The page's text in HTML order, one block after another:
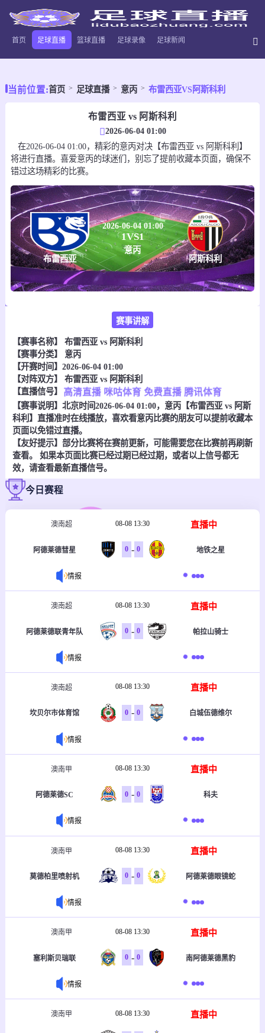
首页 足球直播 篮球直播 足球录像 足球新闻
当前位置:首页 足球直播 意丙 布雷西亚VS阿斯科利
布雷西亚 vs 阿斯科利
2026-06-04 01:00
在2026-06-04 01:00，精彩的意丙对决【布雷西亚 vs 阿斯科利】
将进行直播。喜爱意丙的球迷们，别忘了提前收藏本页面，确保不
错过这场精彩的比赛。
布雷西亚
2026-06-04 01:00
1VS1
意丙
阿斯科利
赛事讲解
【赛事名称】 布雷西亚 vs 阿斯科利
【赛事分类】 意丙
【开赛时间】2026-06-04 01:00
【对阵双方】 布雷西亚 vs 阿斯科利
【直播信号】
高清直播 咪咕体育 免费直播 腾讯体育
【赛事说明】北京时间2026-06-04 01:00，意丙【布雷西亚 vs 阿斯
科利】直播准时在线播放，喜欢看意丙比赛的朋友可以提前收藏本
页面以免错过直播。
【友好提示】部分比赛将在赛前更新，可能需要您在比赛前再刷新
查看。 如果本页面比赛已经过期已经过期，或者以上信号都无
效，请查看最新直播信号。
今日赛程
澳南超 08-08 13:30 直播中
阿德莱德彗星 0 - 0 地铁之星
情报
澳南超 08-08 13:30 直播中
阿德莱德联青年队 0 - 0 帕拉山骑士
情报
澳南超 08-08 13:30 直播中
坎贝尔市体育馆 0 - 0 白城伍德维尔
情报
澳南甲 08-08 13:30 直播中
阿德莱德SC 0 - 0 科夫
情报
澳南甲 08-08 13:30 直播中
莫德柏里喷射机 0 - 0 阿德莱德眼镜蛇
情报
澳南甲 08-08 13:30 直播中
塞利斯贝瑞联 0 - 0 南阿德莱德黑豹
情报
澳南甲 08-08 13:30 直播中